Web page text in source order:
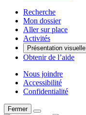
Recherche
Mon dossier
Aller sur place
Activités
Présentation visuelle
Obtenir de l’aide
Nous joindre
Accessibilité
Confidentialité
Fermer